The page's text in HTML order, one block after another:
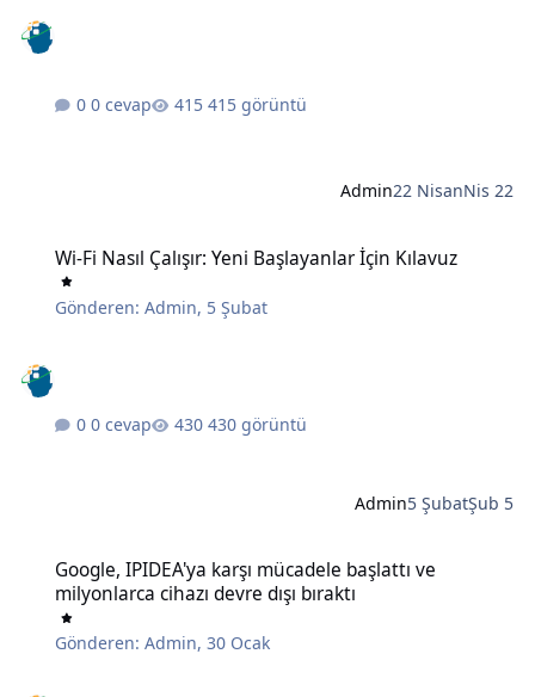
0 cevap 415 görüntü
Admin22 NisanNis 22
Wi-Fi Nasıl Çalışır: Yeni Başlayanlar İçin Kılavuz
Gönderen:Admin, 5 Şubat
0 cevap 430 görüntü
Admin5 ŞubatŞub 5
Google, IPIDEA'ya karşı mücadele başlattı ve
milyonlarca cihazı devre dışı bıraktı
Gönderen:Admin,30 Ocak